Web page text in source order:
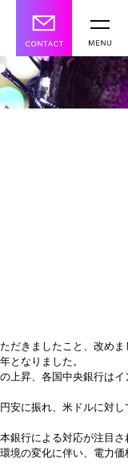
だきましたこと、改め
となりました。
上昇、各国中央銀行は
安に振れ、米ドルに対
銀行による対応が注目
境の変化に伴い、電力